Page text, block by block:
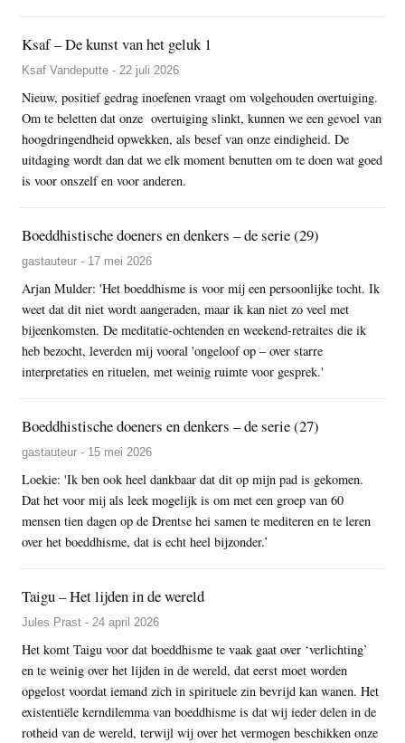
Ksaf – De kunst van het geluk 1
Ksaf Vandeputte - 22 juli 2026
Nieuw, positief gedrag inoefenen vraagt om volgehouden overtuiging.
Om te beletten dat onze overtuiging slinkt, kunnen we een gevoel van
hoogdringendheid opwekken, als besef van onze eindigheid. De
uitdaging wordt dan dat we elk moment benutten om te doen wat goed
is voor onszelf en voor anderen.
Boeddhistische doeners en denkers – de serie (29)
gastauteur - 17 mei 2026
Arjan Mulder: 'Het boeddhisme is voor mij een persoonlijke tocht. Ik
weet dat dit niet wordt aangeraden, maar ik kan niet zo veel met
bijeenkomsten. De meditatie-ochtenden en weekend-retraites die ik
heb bezocht, leverden mij vooral 'ongeloof op – over starre
interpretaties en rituelen, met weinig ruimte voor gesprek.'
Boeddhistische doeners en denkers – de serie (27)
gastauteur - 15 mei 2026
Loekie: 'Ik ben ook heel dankbaar dat dit op mijn pad is gekomen.
Dat het voor mij als leek mogelijk is om met een groep van 60
mensen tien dagen op de Drentse hei samen te mediteren en te leren
over het boeddhisme, dat is echt heel bijzonder.’
Taigu – Het lijden in de wereld
Jules Prast - 24 april 2026
Het komt Taigu voor dat boeddhisme te vaak gaat over ‘verlichting’
en te weinig over het lijden in de wereld, dat eerst moet worden
opgelost voordat iemand zich in spirituele zin bevrijd kan wanen. Het
existentiële kerndilemma van boeddhisme is dat wij ieder delen in de
rotheid van de wereld, terwijl wij over het vermogen beschikken onze